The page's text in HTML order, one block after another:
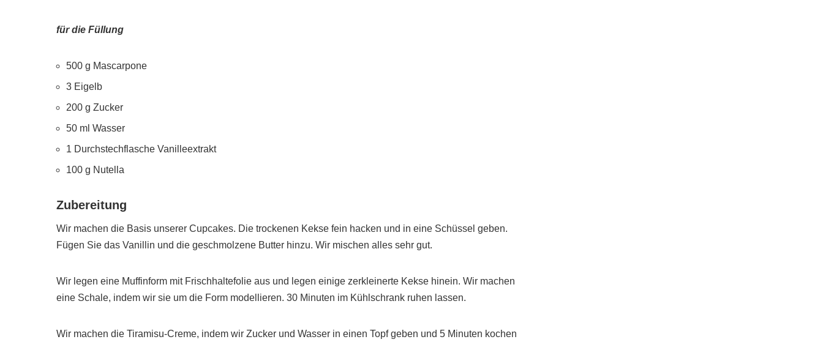
für die Füllung
500 g Mascarpone
3 Eigelb
200 g Zucker
50 ml Wasser
1 Durchstechflasche Vanilleextrakt
100 g Nutella
Zubereitung
Wir machen die Basis unserer Cupcakes. Die trockenen Kekse fein hacken und in eine Schüssel geben.
Fügen Sie das Vanillin und die geschmolzene Butter hinzu. Wir mischen alles sehr gut.
Wir legen eine Muffinform mit Frischhaltefolie aus und legen einige zerkleinerte Kekse hinein. Wir machen
eine Schale, indem wir sie um die Form modellieren. 30 Minuten im Kühlschrank ruhen lassen.
Wir machen die Tiramisu-Creme, indem wir Zucker und Wasser in einen Topf geben und 5 Minuten kochen